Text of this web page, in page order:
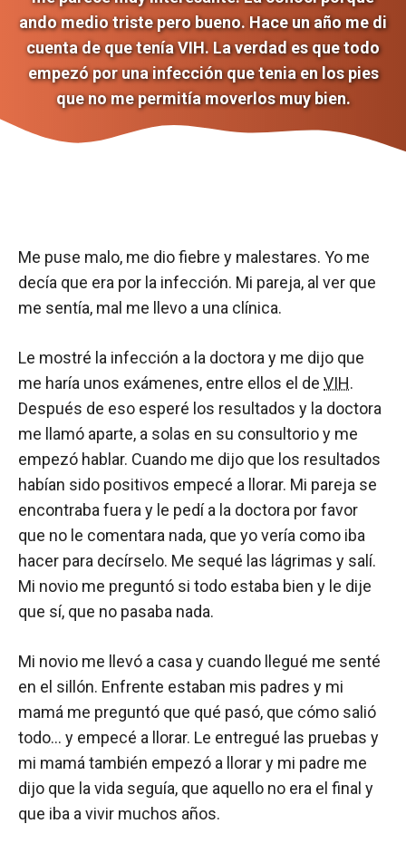
ando medio triste pero bueno. Hace un año me di
cuenta de que tenía VIH. La verdad es que todo
empezó por una infección que tenia en los pies
que no me permitía moverlos muy bien.
Me puse malo, me dio fiebre y malestares. Yo me
decía que era por la infección. Mi pareja, al ver que
me sentía, mal me llevo a una clínica.
Le mostré la infección a la doctora y me dijo que
me haría unos exámenes, entre ellos el de VIH.
Después de eso esperé los resultados y la doctora
me llamó aparte, a solas en su consultorio y me
empezó hablar. Cuando me dijo que los resultados
habían sido positivos empecé a llorar. Mi pareja se
encontraba fuera y le pedí a la doctora por favor
que no le comentara nada, que yo vería como iba
hacer para decírselo. Me sequé las lágrimas y salí.
Mi novio me preguntó si todo estaba bien y le dije
que sí, que no pasaba nada.
Mi novio me llevó a casa y cuando llegué me senté
en el sillón. Enfrente estaban mis padres y mi
mamá me preguntó que qué pasó, que cómo salió
todo… y empecé a llorar. Le entregué las pruebas y
mi mamá también empezó a llorar y mi padre me
dijo que la vida seguía, que aquello no era el final y
que iba a vivir muchos años.